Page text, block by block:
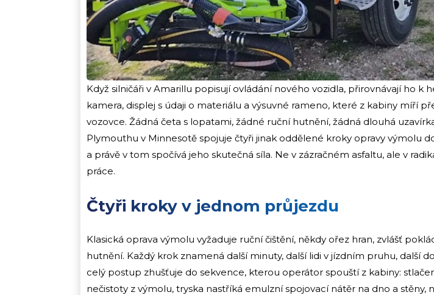
Když silničáři v Amarillu popisují ovládání nového vozidla, přirovnávají ho k
kamera, displej s údaji o materiálu a výsuvné rameno, které z kabiny míří
vozovce. Žádná četa s lopatami, žádné ruční hutnění, žádná dlouhá
Plymouthu v Minnesotě spojuje čtyři jinak oddělené kroky opravy výmolu
a právě v tom spočívá jeho skutečná síla. Ne v zázračném asfaltu, ale v
práce.
Čtyři kroky v jednom průjezdu
Klasická oprava výmolu vyžaduje ruční čištění, někdy ořez hran, zvlášť
hutnění. Každý krok znamená další minuty, další lidi v jízdním pruhu, další
celý postup zhušťuje do sekvence, kterou operátor spouští z kabiny:
nečistoty z výmolu, tryska nastříká emulzní spojovací nátěr na dno a stěny,